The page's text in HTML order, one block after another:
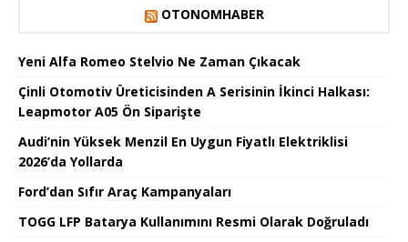
OTONOMHABER
Yeni Alfa Romeo Stelvio Ne Zaman Çıkacak
Çinli Otomotiv Üreticisinden A Serisinin İkinci Halkası:
Leapmotor A05 Ön Siparişte
Audi’nin Yüksek Menzil En Uygun Fiyatlı Elektriklisi
2026’da Yollarda
Ford’dan Sıfır Araç Kampanyaları
TOGG LFP Batarya Kullanımını Resmi Olarak Doğruladı